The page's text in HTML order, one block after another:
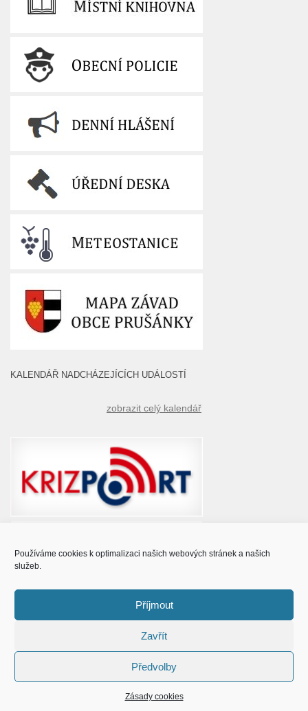
Používáme cookies k optimalizaci našich webových stránek a našich
služeb.
Příjmout
Zavřít
Předvolby
Zásady cookies
KALENDÁŘ NADCHÁZEJÍCÍCH UDÁLOSTÍ
zobrazit celý kalendář
© Obec Prušánky 2015 - 2023